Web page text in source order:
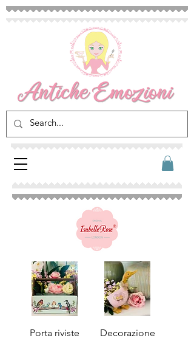
Porta riviste
Decorazione